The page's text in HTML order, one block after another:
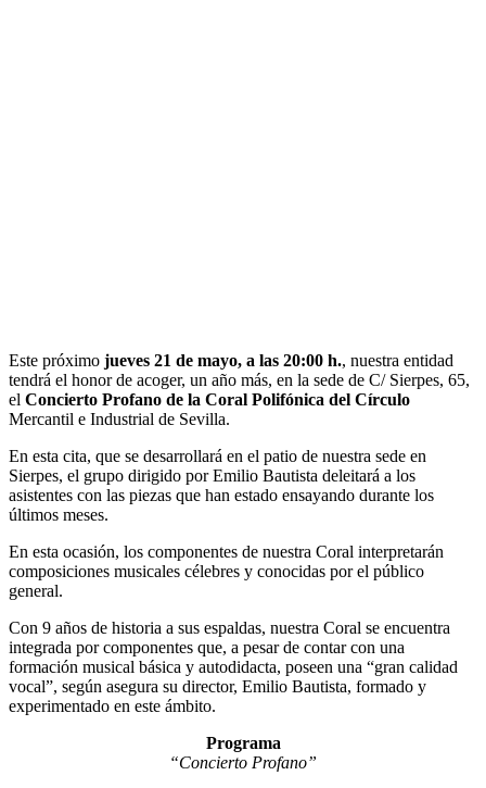
Este próximo jueves 21 de mayo, a las 20:00 h., nuestra entidad
tendrá el honor de acoger, un año más, en la sede de C/ Sierpes, 65,
el Concierto Profano de la Coral Polifónica del Círculo
Mercantil e Industrial de Sevilla.
En esta cita, que se desarrollará en el patio de nuestra sede en
Sierpes, el grupo dirigido por Emilio Bautista deleitará a los
asistentes con las piezas que han estado ensayando durante los
últimos meses.
En esta ocasión, los componentes de nuestra Coral interpretarán
composiciones musicales célebres y conocidas por el público
general.
Con 9 años de historia a sus espaldas, nuestra Coral se encuentra
integrada por componentes que, a pesar de contar con una
formación musical básica y autodidacta, poseen una “gran calidad
vocal”, según asegura su director, Emilio Bautista, formado y
experimentado en este ámbito.
Programa
“Concierto Profano”